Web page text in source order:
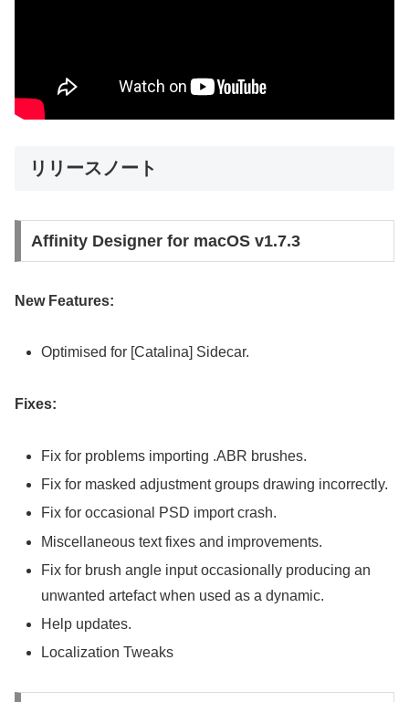
リリースノート
Affinity Designer for macOS v1.7.3
New Features:
Optimised for [Catalina] Sidecar.
Fixes:
Fix for problems importing .ABR brushes.
Fix for masked adjustment groups drawing incorrectly.
Fix for occasional PSD import crash.
Miscellaneous text fixes and improvements.
Fix for brush angle input occasionally producing an
unwanted artefact when used as a dynamic.
Help updates.
Localization Tweaks